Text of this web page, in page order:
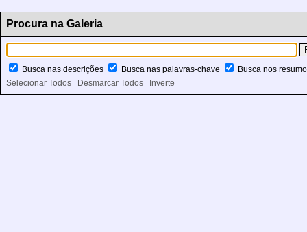
Procura na Galeria
Busca nas descrições Busca nas palavras-chave
Busca nos
Selecionar Todos
Desmarcar Todos Inverte